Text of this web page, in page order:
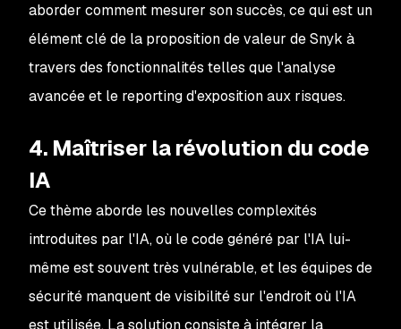
aborder comment mesurer son succès, ce qui est un
élément clé de la proposition de valeur de Snyk à
travers des fonctionnalités telles que l'analyse
avancée et le reporting d'exposition aux risques.
4. Maîtriser la révolution du code
IA
Ce thème aborde les nouvelles complexités
introduites par l'IA, où le code généré par l'IA lui-
même est souvent très vulnérable, et les équipes de
sécurité manquent de visibilité sur l'endroit où l'IA
est utilisée. La solution consiste à intégrer la